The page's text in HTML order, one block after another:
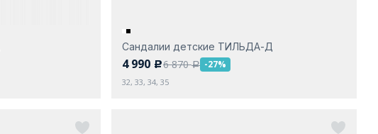
Сандалии детские ТИЛЬДА-Д
4 990 c6 870a -27%
32, 33, 34, 35